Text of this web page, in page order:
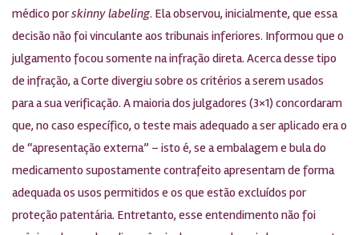
médico porskinny labeling. Ela observou, inicialmente, que essa
decisão não foi vinculante aos tribunais inferiores. Informou que o
julgamento focou somente na infração direta. Acerca desse tipo
de infração, a Corte divergiu sobre os critérios a serem usados
para a sua verificação. A maioria dos julgadores (3×1) concordaram
que, no caso específico, o teste mais adequado a ser aplicado era o
de “apresentação externa” – isto é, se a embalagem e bula do
medicamento supostamente contrafeito apresentam de forma
adequada os usos permitidos e os que estão excluídos por
proteção patentária. Entretanto, esse entendimento não foi